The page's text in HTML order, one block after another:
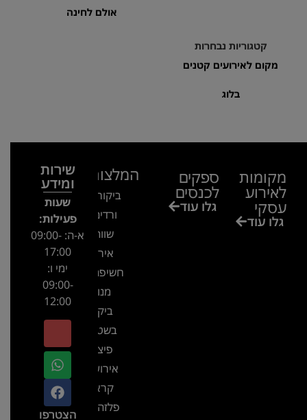
אולם לחינה
קטגוריות נבחרות
מקום לאירועים קטנים
בלוג
מקומות
לאירוע
עסקי
גלו עוד
ספקים
לכנסים
גלו עוד
המלצות
ביקור בגן
ורדים –
שווה!!
אירוע
חשיפה- זיו
מנור
ביקור
בשטח-
פיצ'ר
אירועים
קראון
פלזה תל
שירות
ומידע
שעות
פעילות:
א-ה: 09:00-
17:00
ימי ו:
09:00-
12:00
הצטרפו